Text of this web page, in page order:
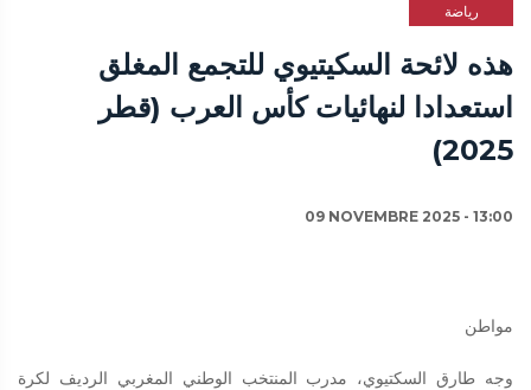
رياضة
هذه لائحة السكيتيوي للتجمع المغلق
استعدادا لنهائيات كأس العرب (قطر
2025)
09 NOVEMBRE 2025 - 13:00
مواطن
وجه طارق السكتيوي، مدرب المنتخب الوطني المغربي الرديف لكرة